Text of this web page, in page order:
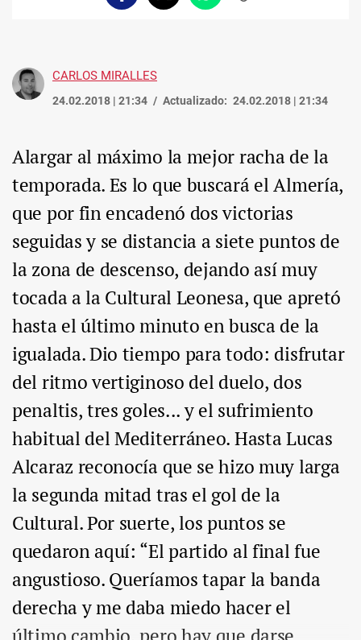
CARLOS MIRALLES
24.02.2018 | 21:34 Actualizado: 24.02.2018 | 21:34
Alargar al máximo la mejor racha de la
temporada. Es lo que buscará el Almería,
que por fin encadenó dos victorias
seguidas y se distancia a siete puntos de
la zona de descenso, dejando así muy
tocada a la Cultural Leonesa, que apretó
hasta el último minuto en busca de la
igualada. Dio tiempo para todo: disfrutar
del ritmo vertiginoso del duelo, dos
penaltis, tres goles... y el sufrimiento
habitual del Mediterráneo. Hasta Lucas
Alcaraz reconocía que se hizo muy larga
la segunda mitad tras el gol de la
Cultural. Por suerte, los puntos se
quedaron aquí: “El partido al final fue
angustioso. Queríamos tapar la banda
derecha y me daba miedo hacer el